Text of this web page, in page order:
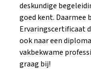
deskundige
goed kent. Daarmee
Ervaringscertificaat
ook naar een
vakbekwame
graag bij!